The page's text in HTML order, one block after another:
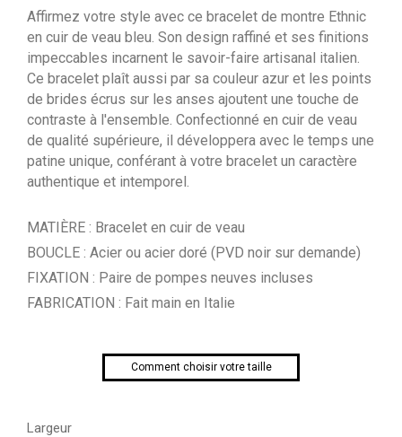
Affirmez votre style avec ce bracelet de montre Ethnic
en cuir de veau bleu. Son design raffiné et ses finitions
impeccables incarnent le savoir-faire artisanal italien.
Ce bracelet plaît aussi par sa couleur azur et les points
de brides écrus sur les anses ajoutent une touche de
contraste à l'ensemble. Confectionné en cuir de veau
de qualité supérieure, il développera avec le temps une
patine unique, conférant à votre bracelet un caractère
authentique et intemporel.
MATIÈRE : Bracelet en cuir de veau
BOUCLE : Acier ou acier doré (PVD noir sur demande)
FIXATION : Paire de pompes neuves incluses
FABRICATION : Fait main en Italie
Comment choisir votre taille
Largeur